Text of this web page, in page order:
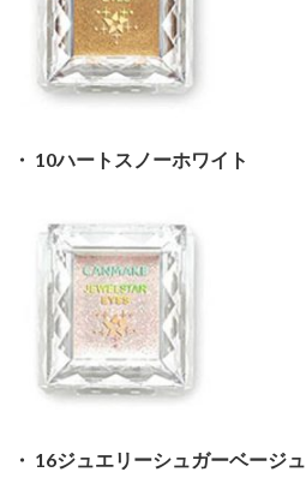
・ 10ハートスノーホワイト
・ 16ジュエリーシュガーベージュ